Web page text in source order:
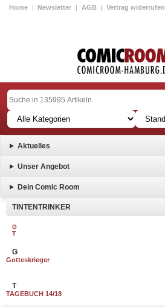
Home | Newsletter | AGB | Vertrag widerrufen
Aktuelles
Unser Angebot
Dein Comic Room
TINTENTRINKER
G
T
G
Gotteskrieger
T
TAGEBUCH 14/18